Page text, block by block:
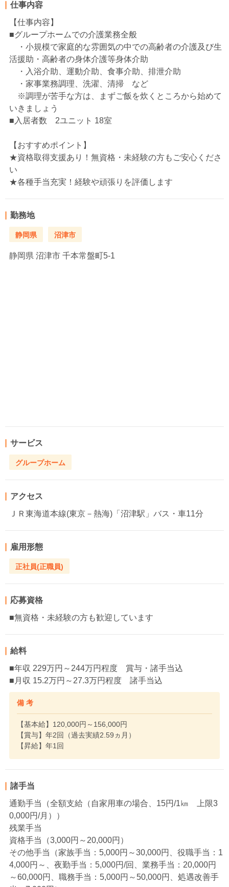
仕事内容
【仕事内容】
■グループホームでの介護業務全般
・小規模で家庭的な雰囲気の中での高齢者の介護及び生
活援助・高齢者の身体介護等身体介助
・入浴介助、運動介助、食事介助、排泄介助
・家事業務調理、洗濯、清掃 など
※調理が苦手な方は、まずご飯を炊くところから始めて
いきましょう
■入居者数 2ユニット 18室
【おすすめポイント】
★資格取得支援あり！無資格・未経験の方もご安心くださ
い
★各種手当充実！経験や頑張りを評価します
勤務地
静岡県 沼津市
静岡県 沼津市 千本常盤町5-1
サービス
グループホーム
アクセス
ＪＲ東海道本線(東京－熱海)「沼津駅」バス・車11分
雇用形態
正社員(正職員)
応募資格
■無資格・未経験の方も歓迎しています
給料
■年収 229万円～244万円程度 賞与・諸手当込
■月収 15.2万円～27.3万円程度 諸手当込
備 考
【基本給】120,000円～156,000円
【賞与】年2回（過去実績2.59ヵ月）
【昇給】年1回
諸手当
通勤手当（全額支給（自家用車の場合、15円/1㎞ 上限3
0,000円/月））
残業手当
資格手当（3,000円～20,000円）
その他手当（家族手当：5,000円～30,000円、役職手当：1
4,000円～、夜勤手当：5,000円/回、業務手当：20,000円
～60,000円、職務手当：5,000円～50,000円、処遇改善手